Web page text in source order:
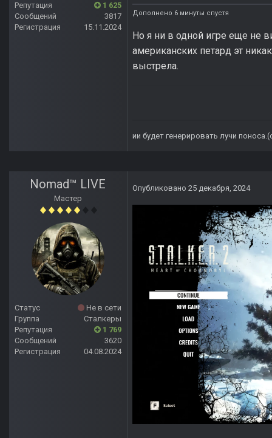
Репутация
1 625
Сообщений
3817
Регистрация
15.11.2024
Дополнено 6 минуты спустя
Но я ни в одной игре еще не
американских петард эт
выстрела.
ии будет генерировать лучи
Nomad™ LIVE
Мастер
Статус
Не в сети
Группа
Сталкеры
Репутация
1 769
Сообщений
3620
Регистрация
04.08.2024
Опубликовано 25 декабря, 2024